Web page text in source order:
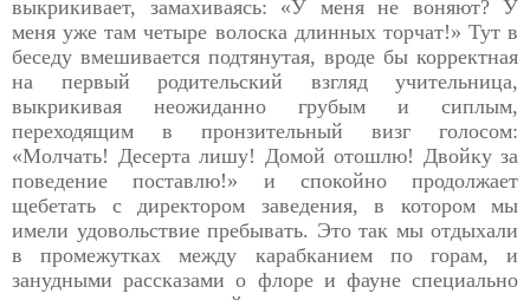
выкрикивает, замахиваясь: «У меня не воняют? У
меня уже там четыре волоска длинных торчат!» Тут в
беседу вмешивается подтянутая, вроде бы корректная
на первый родительский взгляд учительница,
выкрикивая неожиданно грубым и сиплым,
переходящим в пронзительный визг голосом:
«Молчать! Десерта лишу! Домой отошлю! Двойку за
поведение поставлю!» и спокойно продолжает
щебетать с директором заведения, в котором мы
имели удовольствие пребывать. Это так мы отдыхали
в промежутках между карабканием по горам, и
занудными рассказами о флоре и фауне специально